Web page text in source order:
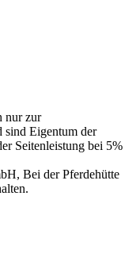
nur zur
Eigentum der
Seitenleistung bei 5%
Bei der Pferdehütte